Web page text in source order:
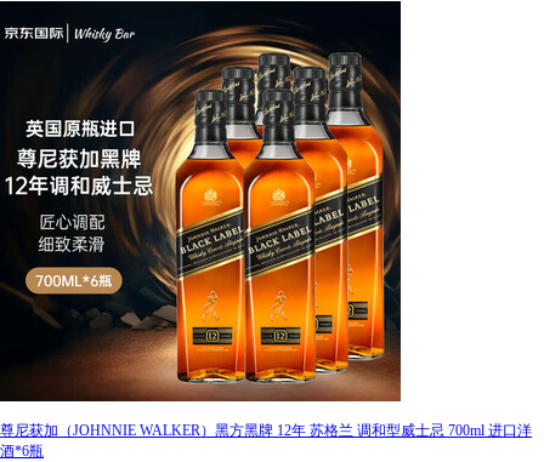
尊尼获加（JOHNNIE WALKER）黑方黑牌 12年 苏格兰 调和型威士忌 700ml 进口洋
酒*6瓶